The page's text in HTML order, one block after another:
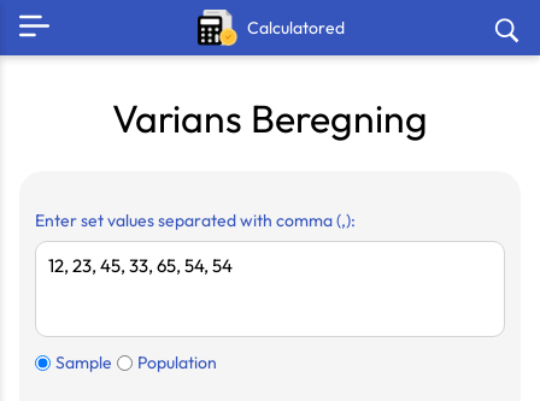
Calculatored
Varians Beregning
Enter set values separated with comma (,):
Sample Population